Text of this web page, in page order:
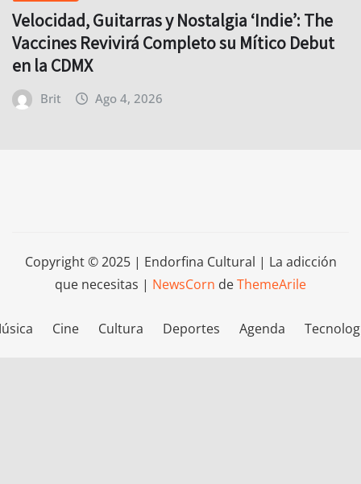
Velocidad, Guitarras y Nostalgia ‘Indie’: The
Vaccines Revivirá Completo su Mítico Debut
en la CDMX
Brit Ago 4, 2026
Copyright © 2025 | Endorfina Cultural | La adicción
que necesitas | NewsCorn deThemeArile
Cine Cultura Deportes Agenda